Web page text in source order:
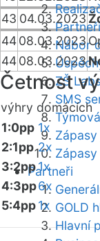
Nábor
ZŠ
SMS
Partneři
GOLD
Hlavní
43 04.03.2023
4408.03.2023
4408.03.2023
Četnost
výhry domácích
1:0pp 1x
2:1pp 2x
3:2pp1x
4:3pp6x
5:4pp1x